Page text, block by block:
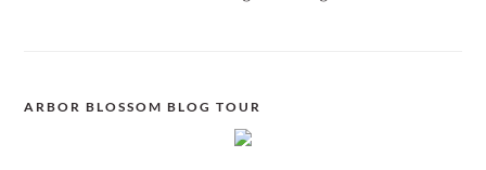
ARBOR BLOSSOM BLOG TOUR